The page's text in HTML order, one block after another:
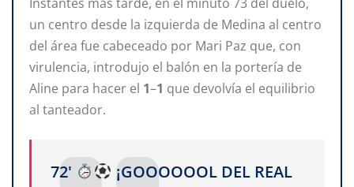
un centro desde la izquierda de Medina al centro
del área fue cabeceado por Mari Paz que, con
virulencia, introdujo el balón en la portería de
Aline para hacer el 1–1 que devolvía el equilibrio
al tanteador.
72'
¡GOOOOOOL DEL REAL